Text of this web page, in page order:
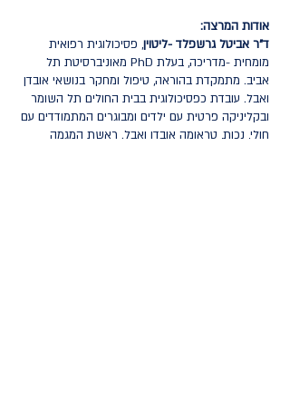
אודות המרצה:
ד"ר אביטל גרשפלד -ליטוין, פסיכולוגית רפואית
מומחית -מדריכה, בעלת PhD מאוניברסיטת תל
אביב. מתמקדת בהוראה, טיפול ומחקר בנושאי אובדן
ואבל. עובדת כפסיכולוגית בבית החולים תל השומר
ובקליניקה פרטית עם ילדים ומבוגרים המתמודדים עם
חולי, נכות, טראומה אובדן ואבל. ראשת המגמה